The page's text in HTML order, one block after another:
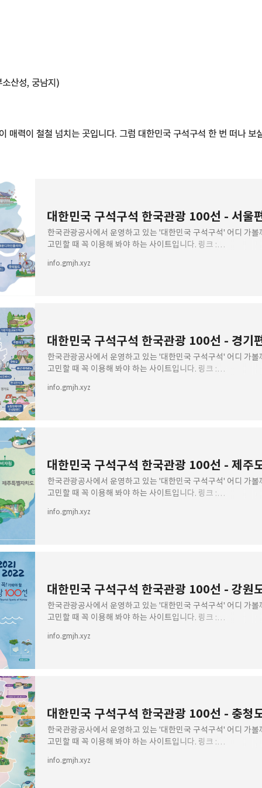
산성, 궁남지)
매력이 철철 넘치는 곳입니다. 그럼 대한민국 구석구석 한 번 떠나 보
대한민국 구석구석 한국관광 100선 - 서울
한국관광공사에서 운영하고 있는 '대한민국 구석구석' 어디 가볼
고민할 때 꼭 이용해 봐야 하는 사이트입니다. 링크 :
100선을 선
info.gmjh.xyz
대한민국 구석구석 한국관광 100선 - 경기
한국관광공사에서 운영하고 있는 '대한민국 구석구석' 어디 가볼
고민할 때 꼭 이용해 봐야 하는 사이트입니다. 링크 :
100선을 선
info.gmjh.xyz
대한민국 구석구석 한국관광 100선 - 제주
한국관광공사에서 운영하고 있는 '대한민국 구석구석' 어디 가볼
고민할 때 꼭 이용해 봐야 하는 사이트입니다. 링크 :
100선을 선
info.gmjh.xyz
대한민국 구석구석 한국관광 100선 - 강원
한국관광공사에서 운영하고 있는 '대한민국 구석구석' 어디 가볼
고민할 때 꼭 이용해 봐야 하는 사이트입니다. 링크 :
100선을 선
info.gmjh.xyz
대한민국 구석구석 한국관광 100선 - 충청
한국관광공사에서 운영하고 있는 '대한민국 구석구석' 어디 가볼
고민할 때 꼭 이용해 봐야 하는 사이트입니다. 링크 :
100선을 선
info.gmjh.xyz